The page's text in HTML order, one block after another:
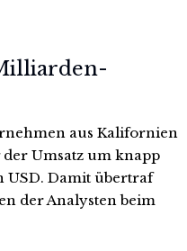
aus Kalifornien
Umsatz um knapp
USD. Damit übertraf
der Analysten beim